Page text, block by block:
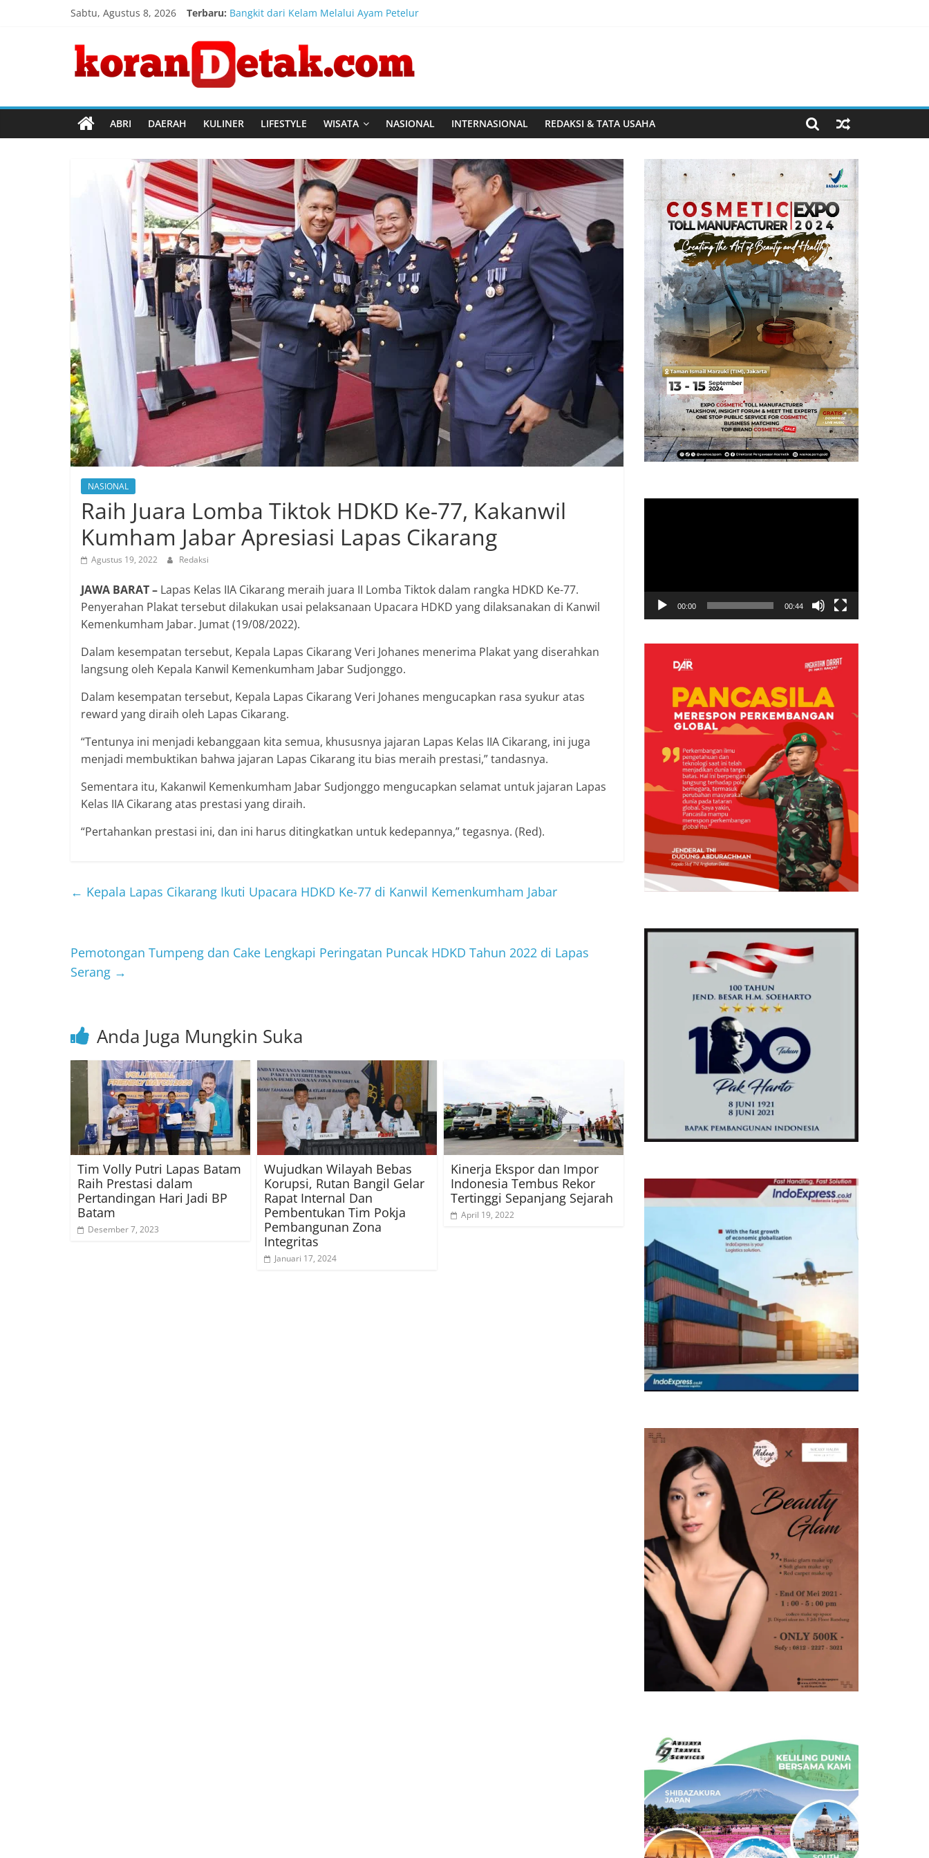
Sabtu, Agustus 8, 2026 Terbaru: Bangkit dari Kelam Melalui Ayam Petelur
Direktur Jenderal Pemasyarakatan tinjau program ketahanan pangan dan pembinaan kemandirian di Lapas Purwokerto
Kemenkum Malut Perkuat Kompetensi Perancang melalui Pendalaman Materi Penyusunan Produk Hukum Daerah
Kemenkum Malut Harmonisasi Rancangan Perbup Pengadaan Barang dan Jasa pada BUMD Halteng
Koran
Detak
Menembus
Batas
ABRI DAERAH KULINER LIFESTYLE WISATA NASIONAL INTERNASIONAL REDAKSI & TATA USAHA
NASIONAL
Raih Juara Lomba Tiktok HDKD Ke-77, Kakanwil
Kumham Jabar Apresiasi Lapas Cikarang
Agustus 19, 2022 Redaksi
JAWA BARAT – Lapas Kelas IIA Cikarang meraih juara II Lomba Tiktok dalam rangka HDKD Ke-77.
Penyerahan Plakat tersebut dilakukan usai pelaksanaan Upacara HDKD yang dilaksanakan di Kanwil
Kemenkumham Jabar. Jumat (19/08/2022).
Dalam kesempatan tersebut, Kepala Lapas Cikarang Veri Johanes menerima Plakat yang diserahkan
langsung oleh Kepala Kanwil Kemenkumham Jabar Sudjonggo.
Dalam kesempatan tersebut, Kepala Lapas Cikarang Veri Johanes mengucapkan rasa syukur atas
reward yang diraih oleh Lapas Cikarang.
“Tentunya ini menjadi kebanggaan kita semua, khususnya jajaran Lapas Kelas IIA Cikarang, ini juga
menjadi membuktikan bahwa jajaran Lapas Cikarang itu bias meraih prestasi,” tandasnya.
Sementara itu, Kakanwil Kemenkumham Jabar Sudjonggo mengucapkan selamat untuk jajaran Lapas
Kelas IIA Cikarang atas prestasi yang diraih.
“Pertahankan prestasi ini, dan ini harus ditingkatkan untuk kedepannya,” tegasnya. (Red).
← Kepala Lapas Cikarang Ikuti Upacara HDKD Ke-77 di Kanwil Kemenkumham Jabar
Pemotongan Tumpeng dan Cake Lengkapi Peringatan Puncak HDKD Tahun 2022 di Lapas
Serang →
Anda Juga Mungkin Suka
Tim Volly Putri Lapas Batam
Raih Prestasi dalam
Pertandingan Hari Jadi BP
Batam
Desember 7, 2023
Wujudkan Wilayah Bebas
Korupsi, Rutan Bangil Gelar
Rapat Internal Dan
Pembentukan Tim Pokja
Pembangunan Zona
Integritas
Januari 17, 2024
Kinerja Ekspor dan Impor
Indonesia Tembus Rekor
Tertinggi Sepanjang Sejarah
April 19, 2022
00:00 00:44